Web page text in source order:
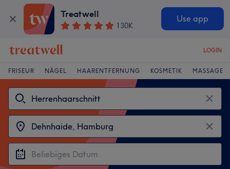
Treatwell
130K
Use app
LOGIN
FRISEUR NÄGEL HAARENTFERNUNG KOSMETIK MASSAGE